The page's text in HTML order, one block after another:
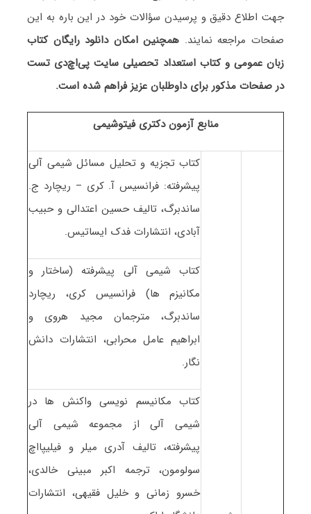
جهت اطلاع دقیق و پرسیدن سؤالات خود در این باره به این
صفحات مراجعه نمایند. همچنین امکان دانلود رایگان کتاب
زبان عمومی و کتاب استعداد تحصیلی سایت پی‌اچ‌دی تست
در صفحات مذکور برای داوطلبان عزیز فراهم شده است.
منابع آزمون دکتری فیتوشیمی
کتاب تجزیه و تحلیل مسائل شیمی آلی
پیشرفته: فرانسیس آ. کری – ریچارد ج.
ساندبرگ، تالیف حسین اعتدالی و حبیب
آبادی، انتشارات فدک ایساتیس.
کتاب شیمی آلی پیشرفته (ساختار و
مکانیزم ها) فرانسیس کری، ریچارد
ساندبرگ، مترجمان مجید هروی و
ابراهیم عامل محرابی، انتشارات دانش
نگار.
کتاب مکانیسم نویسی واکنش ها در
شیمی آلی از مجموعه شیمی آلی
پیشرفته، تالیف آدری میلر و فیلیپااچ
سولومون، ترجمه اکبر مبینی خالدی،
خسرو زمانی و خلیل فقیهی، انتشارات